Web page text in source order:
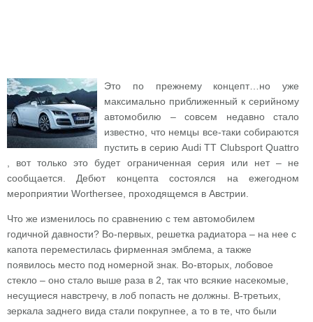
Это по прежнему концепт…но уже
максимально приближенный к серийному
автомобилю – совсем недавно стало
известно, что немцы все-таки собираются
пустить в серию Audi TT Clubsport Quattro
, вот только это будет ограниченная серия или нет – не
сообщается. Дебют концепта состоялся на ежегодном
мероприятии Worthersee, проходящемся в Австрии.
Что же изменилось по сравнению с тем автомобилем
годичной давности? Во-первых, решетка радиатора – на нее с
капота переместилась фирменная эмблема, а также
появилось место под номерной знак. Во-вторых, лобовое
стекло – оно стало выше раза в 2, так что всякие насекомые,
несущиеся навстречу, в лоб попасть не должны. В-третьих,
зеркала заднего вида стали покрупнее, а то в те, что были